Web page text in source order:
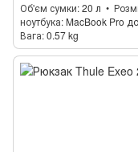
Об'єм сумки 20 л
ноутбука MacBook Pro
Вага 0.57 kg